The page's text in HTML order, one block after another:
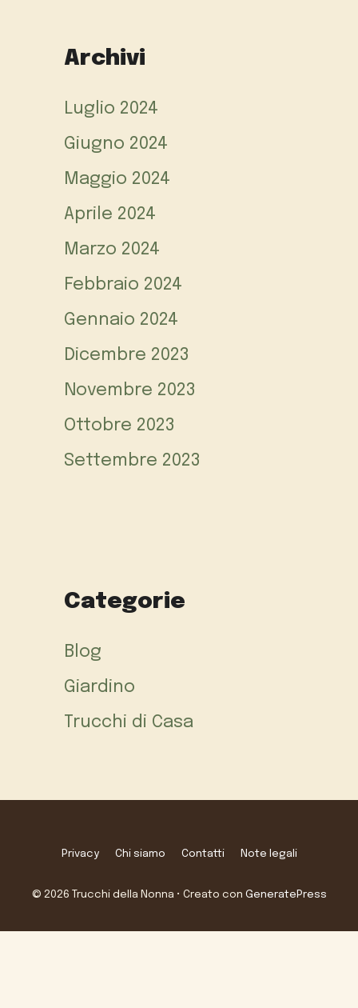
Archivi
Luglio 2024
Giugno 2024
Maggio 2024
Aprile 2024
Marzo 2024
Febbraio 2024
Gennaio 2024
Dicembre 2023
Novembre 2023
Ottobre 2023
Settembre 2023
Categorie
Blog
Giardino
Trucchi di Casa
Privacy Chi siamo Contatti Note legali
© 2026 Trucchi della Nonna • Creato con GeneratePress